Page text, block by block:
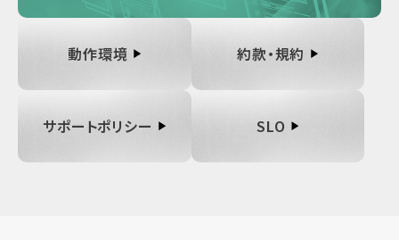
動作環境 約款・規約
サポートポリシー SLO